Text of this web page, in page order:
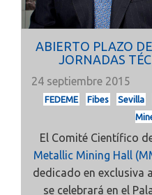
ABIERTO PLAZO
JORNADAS
24 septiembre 2015
FEDEME Fibes Sevilla
El Comité Científico
Metallic Mining Hall
dedicado en exclusiva
se celebrará en el